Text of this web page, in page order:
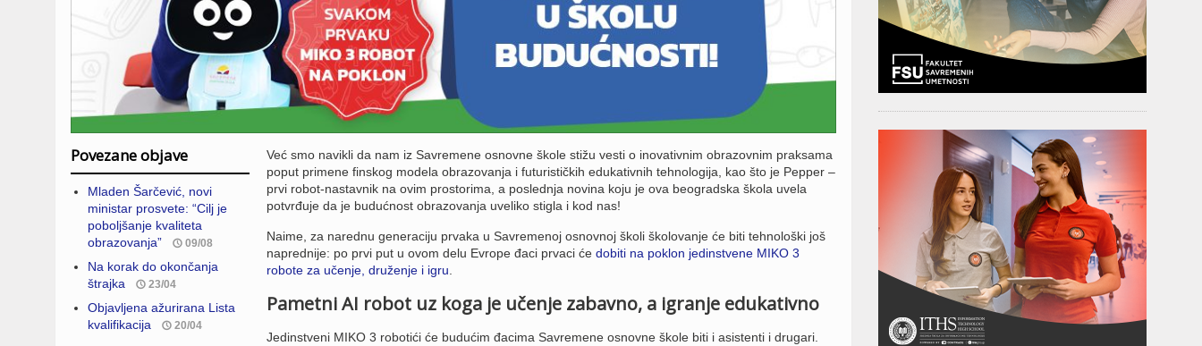
Povezane objave
Mladen Šarčević, novi
ministar prosvete: “Cilj je
poboljšanje kvaliteta
obrazovanja”
09/08
Na korak do okončanja
štrajka
23/04
Objavljena ažurirana Lista
kvalifikacija
20/04
Već smo navikli da nam iz Savremene osnovne škole stižu vesti o inovativnim obrazovnim praksama
poput primene finskog modela obrazovanja i futurističkih edukativnih tehnologija, kao što je Pepper –
prvi robot-nastavnik na ovim prostorima, a poslednja novina koju je ova beogradska škola uvela
potvrđuje da je budućnost obrazovanja uveliko stigla i kod nas!
Naime, za narednu generaciju prvaka u Savremenoj osnovnoj školi školovanje će biti tehnološki još
naprednije: po prvi put u ovom delu Evrope đaci prvaci će dobiti na poklon jedinstvene MIKO 3
robote za učenje, druženje i igru
Pametni AI robot uz koga je učenje zabavno, a igranje edukativno
Jedinstveni MIKO 3 robotići će budućim đacima Savremene osnovne škole biti i asistenti i drugari.